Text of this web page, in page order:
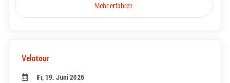
Mehr erfahren
Velotour
Fr, 19. Juni 2026